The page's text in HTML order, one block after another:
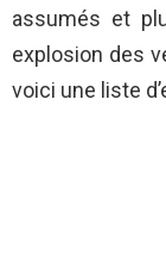
assumés et
explosion des
voici une liste